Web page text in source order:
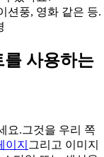
션풍, 영화 같은 등.
를 사용하는
요.그것을 우리 쪽
이지 그리고 이미지